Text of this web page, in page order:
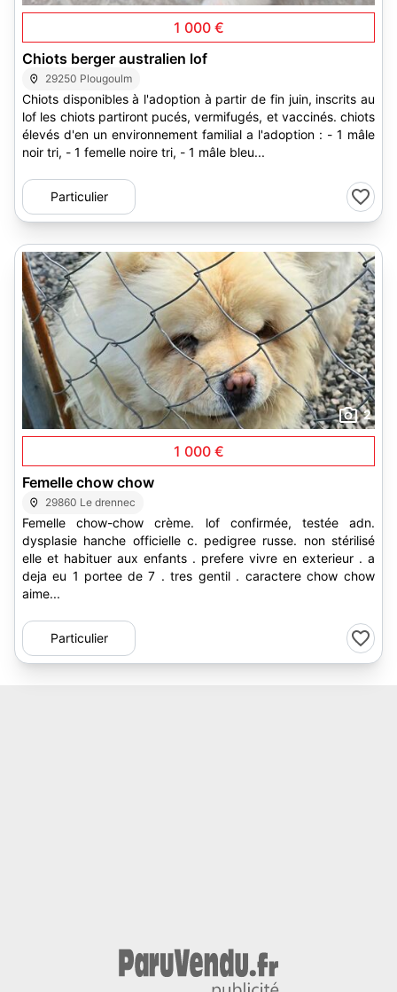
1 000 €
Chiots berger australien lof
29250 Plougoulm
Chiots disponibles à l'adoption à partir de fin juin, inscrits au
lof les chiots partiront pucés, vermifugés, et vaccinés. chiots
élevés d'en un environnement familial a l'adoption : - 1 mâle
noir tri, - 1 femelle noire tri, - 1 mâle bleu...
Particulier
2
1 000 €
Femelle chow chow
29860 Le drennec
Femelle chow-chow crème. lof confirmée, testée adn.
dysplasie hanche officielle c. pedigree russe. non stérilisé
elle et habituer aux enfants . prefere vivre en exterieur . a
deja eu 1 portee de 7 . tres gentil . caractere chow chow
aime...
Particulier